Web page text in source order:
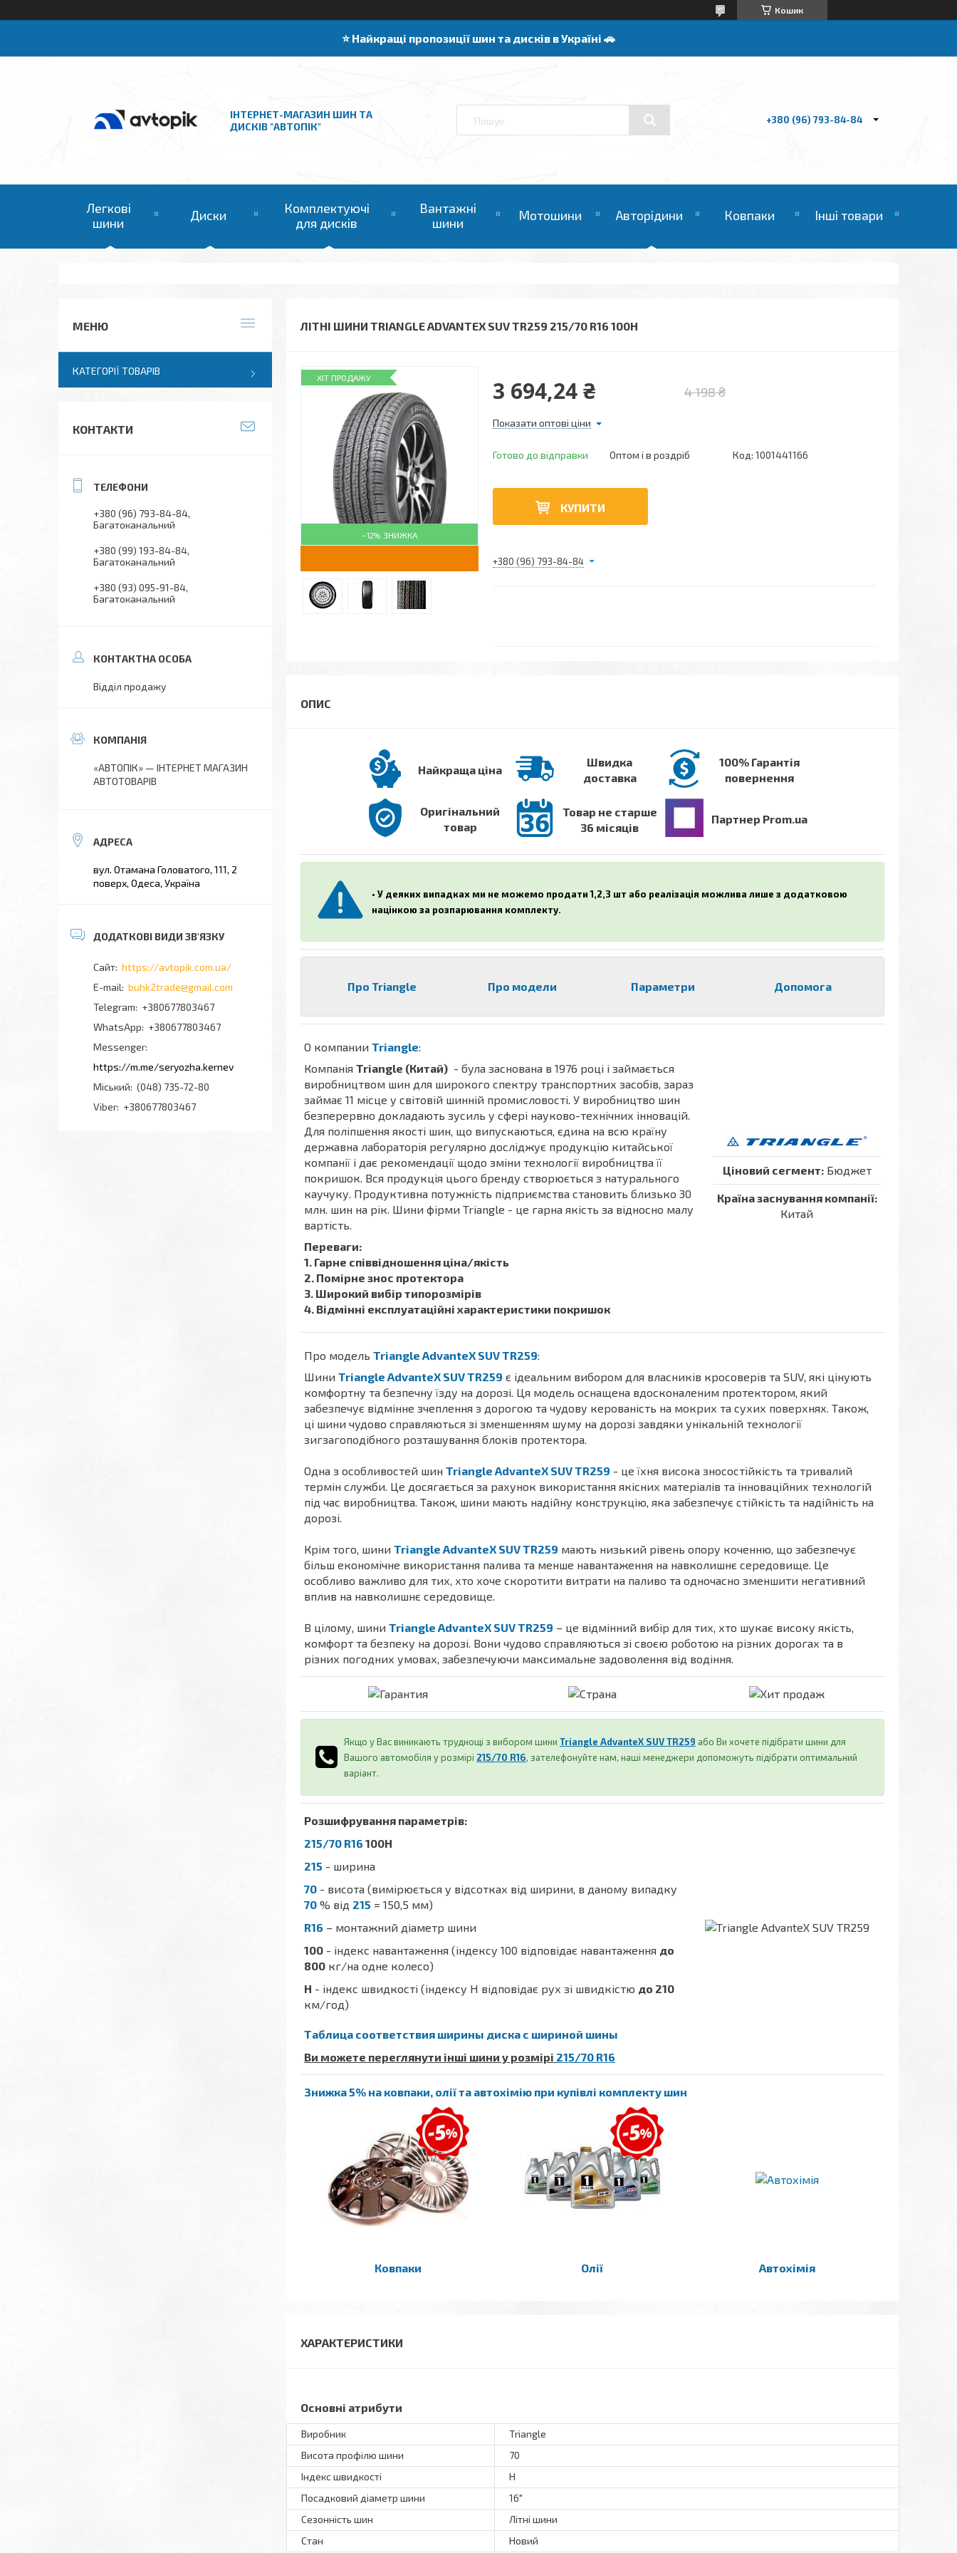
Кошик
⭐️ Найкращі пропозиції шин та дисків в Україні 🚗
ІНТЕРНЕТ-МАГАЗИН ШИН ТА
ДИСКІВ "АВТОПІК"
+380 (96) 793-84-84
Легкові
шини
Диски
Комплектуючі
для дисків
Вантажні
шини
Мотошини Авторідини Ковпаки Інші товари
ЛІТНІ ШИНИ TRIANGLE ADVANTEX SUV TR259 215/70 R16 100H
–12%
ХІТ ПРОДАЖУ
4 198 ₴
3 694,24 ₴
Показати оптові ціни
Готово до відправки Оптом і в роздріб Код: 1001441166
КУПИТИ
+380 (96) 793-84-84
Найкраща ціна
Швидка
доставка
100% Гарантія
повернення
Оригінальний
товар
Товар не старше
36 місяців
Партнер Prom.ua
• У деяких випадках ми не можемо продати 1,2,3 шт або реалізація можлива лише з додатковою
націнкою за розпарювання комплекту.
Про Triangle Про модели Параметри Допомога
О компании Triangle:
Компанія Triangle (Китай) - була заснована в 1976 році і займається
виробництвом шин для широкого спектру транспортних засобів, зараз
займає 11 місце у світовій шинній промисловості. У виробництво шин
безперервно докладають зусиль у сфері науково-технічних інновацій.
Для поліпшення якості шин, що випускаються, єдина на всю країну
державна лабораторія регулярно досліджує продукцію китайської
компанії і дає рекомендації щодо зміни технології виробництва її
покришок. Вся продукція цього бренду створюється з натурального
каучуку. Продуктивна потужність підприємства становить близько 30
млн. шин на рік. Шини фірми Triangle - це гарна якість за відносно малу
вартість.
Переваги:
​​1. Гарне співвідношення ціна/якість
2. Помірне знос протектора
3. Широкий вибір типорозмірів
4. Відмінні експлуатаційні характеристики покришок
Ціновий сегмент:Бюджет
Країна заснування компанії:
Китай
Про модель Triangle AdvanteX SUV TR259:
Шини Triangle AdvanteX SUV TR259 є ідеальним вибором для власників кросоверів та SUV, які цінують
комфортну та безпечну їзду на дорозі. Ця модель оснащена вдосконаленим протектором, який
забезпечує відмінне зчеплення з дорогою та чудову керованість на мокрих та сухих поверхнях. Також,
ці шини чудово справляються зі зменшенням шуму на дорозі завдяки унікальній технології
зигзагоподібного розташування блоків протектора.
Одна з особливостей шин Triangle AdvanteX SUV TR259 - це їхня висока зносостійкість та тривалий
термін служби. Це досягається за рахунок використання якісних матеріалів та інноваційних технологій
під час виробництва. Також, шини мають надійну конструкцію, яка забезпечує стійкість та надійність на
дорозі.
Крім того, шини Triangle AdvanteX SUV TR259 мають низький рівень опору коченню, що забезпечує
більш економічне використання палива та менше навантаження на навколишнє середовище. Це
особливо важливо для тих, хто хоче скоротити витрати на паливо та одночасно зменшити негативний
вплив на навколишнє середовище.
В цілому, шини Triangle AdvanteX SUV TR259 – це відмінний вибір для тих, хто шукає високу якість,
комфорт та безпеку на дорозі. Вони чудово справляються зі своєю роботою на різних дорогах та в
різних погодних умовах, забезпечуючи максимальне задоволення від водіння.
Якщо у Вас виникають труднощі з вибором шини Triangle AdvanteX SUV TR259 або Ви хочете підібрати шини для
Вашого автомобіля у розмірі 215/70 R16, зателефонуйте нам, наші менеджери допоможуть підібрати оптимальний
варіант.
Розшифрування параметрів:
215/70 R16 100H
215 - ширина
70 - висота (вимірюється у відсотках від ширини, в даному випадку
70 % від 215 = 150,5 мм)
R16 – монтажний діаметр шини
100 - індекс навантаження (індексу 100 відповідає навантаження до
800 кг/на одне колесо)
H - індекс швидкості (індексу H відповідає рух зі швидкістю до 210
км/год)
Таблица соответствия ширины диска с шириной шины
Ви можете переглянути інші шини у розмірі 215/70 R16
Знижка 5% на ковпаки, олії та автохімію при купівлі комплекту шин
Ковпаки Олії Автохімія
ХАРАКТЕРИСТИКИ
Основні атрибути
Виробник
Triangle
Висота профілю шини
70
Індекс швидкості
H
Посадковий діаметр шини
16"
Сезонність шин
Літні шини
Стан
Новий
КАТЕГОРІЇ ТОВАРІВ
КОНТАКТИ
+380 (96) 793-84-84
Багатоканальний
+380 (99) 193-84-84
Багатоканальний
+380 (93) 095-91-84
Багатоканальний
Відділ продажу
«АВТОПІК» — ІНТЕРНЕТ МАГАЗИН
АВТОТОВАРІВ
вул. Отамана Головатого, 111, 2
поверх, Одеса, Україна
https://avtopik.com.ua/
buhk2trade@gmail.com
+380677803467
+380677803467
Messenger
https://m.me/seryozha.kernev
Міський (048) 735-72-80
Viber +380677803467